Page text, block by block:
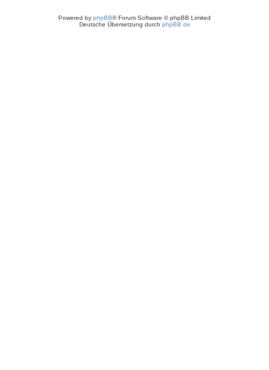
Powered by phpBB® Forum Software © phpBB Limited
Deutsche Übersetzung durch phpBB.de